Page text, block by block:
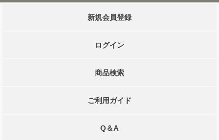
新規会員登録
ログイン
商品検索
ご利用ガイド
Q＆A